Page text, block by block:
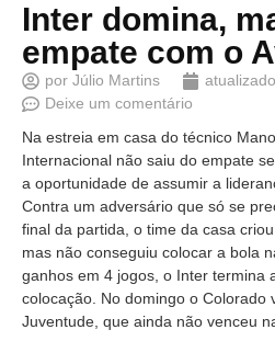
Inter domina,
empate com o
por Júlio Martins
Deixe um comentário
Na estreia em casa do técnico
Internacional não saiu do empate
a oportunidade de assumir a
Contra um adversário que só se
final da partida, o time da casa
mas não conseguiu colocar a bola
ganhos em 4 jogos, o Inter termina
colocação. No domingo o Colorado
Juventude, que ainda não venceu